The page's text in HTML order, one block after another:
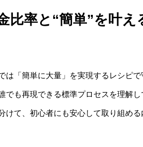
比率と“簡単”を叶
は「簡単に大量」を実現するレシピ
でも再現できる標準プロセスを理解
けて、初心者にも安心して取り組める